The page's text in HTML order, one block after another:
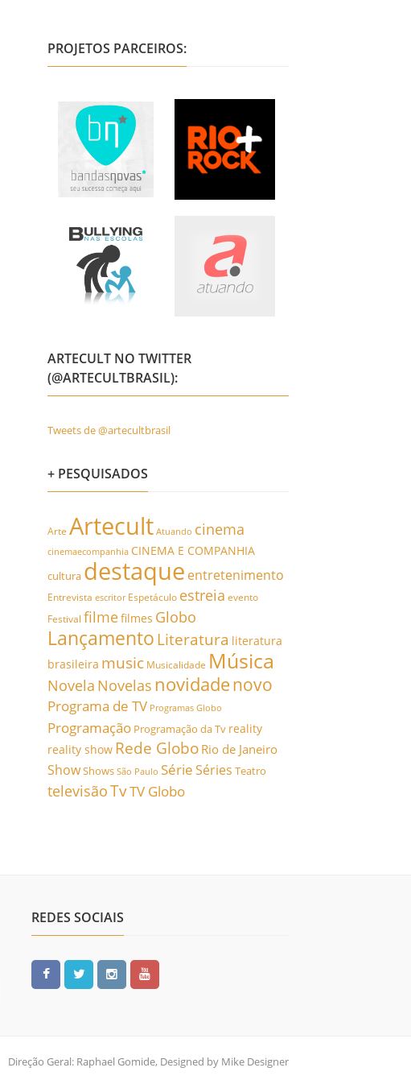
PROJETOS PARCEIROS:
ARTECULT NO TWITTER
(@ARTECULTBRASIL):
Tweets de @artecultbrasil
+ PESQUISADOS
Arte Artecult Atuando cinema
cinemaecompanhia CINEMA E COMPANHIA
cultura destaque entretenimento
Entrevista escritor Espetáculo estreia evento
Festival filmefilmes Globo
Lançamento Literatura literatura
brasileira music Musicalidade Música
Novela Novelas novidadenovo
Programa de TV Programas Globo
Programação Programação da Tv reality
reality show Rede Globo Rio de Janeiro
ShowShows São Paulo SérieSéries Teatro
televisãoTvTV Globo
REDES SOCIAIS
Direção Geral: Raphael Gomide, Designed by Mike Designer